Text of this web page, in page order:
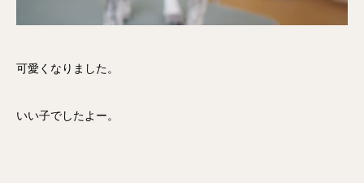
可愛くなりました。
いい子でしたよー。